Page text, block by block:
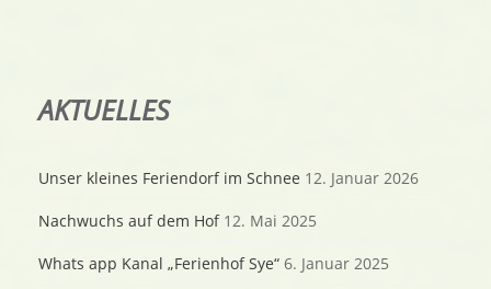
AKTUELLES
Unser kleines Feriendorf im Schnee 12. Januar 2026
Nachwuchs auf dem Hof 12. Mai 2025
Whats app Kanal „Ferienhof Sye“ 6. Januar 2025